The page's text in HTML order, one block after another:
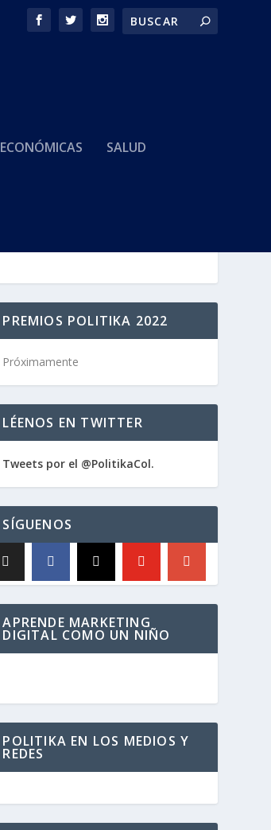
ECONÓMICAS SALUD
PREMIOS POLITIKA 2022
Próximamente
LÉENOS EN TWITTER
Tweets por el @PolitikaCol.
SÍGUENOS
APRENDE MARKETING
DIGITAL COMO UN NIÑO
POLITIKA EN LOS MEDIOS Y
REDES